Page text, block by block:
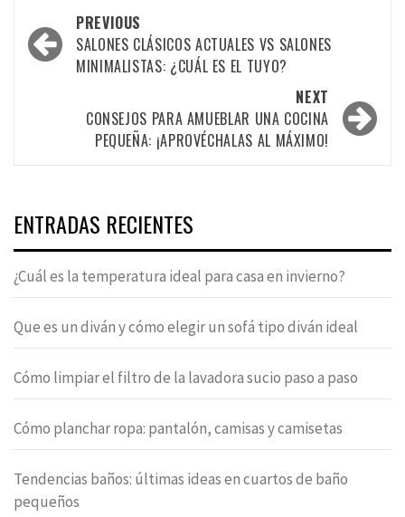
Post
navigation
PREVIOUS
SALONES CLÁSICOS ACTUALES VS SALONES
MINIMALISTAS: ¿CUÁL ES EL TUYO?
NEXT
CONSEJOS PARA AMUEBLAR UNA COCINA
PEQUEÑA: ¡APROVÉCHALAS AL MÁXIMO!
ENTRADAS RECIENTES
¿Cuál es la temperatura ideal para casa en invierno?
Que es un diván y cómo elegir un sofá tipo diván ideal
Cómo limpiar el filtro de la lavadora sucio paso a paso
Cómo planchar ropa: pantalón, camisas y camisetas
Tendencias baños: últimas ideas en cuartos de baño
pequeños